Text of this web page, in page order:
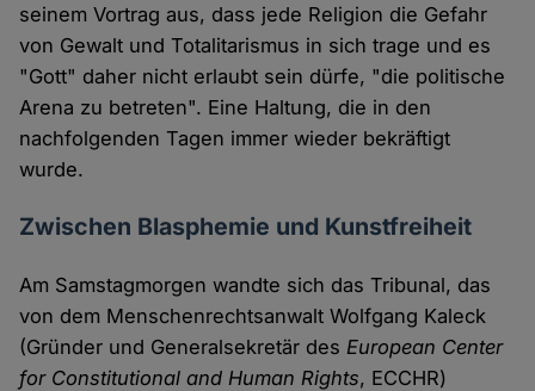
seinem Vortrag aus, dass jede Religion die Gefahr
von Gewalt und Totalitarismus in sich trage und es
"Gott" daher nicht erlaubt sein dürfe, "die politische
Arena zu betreten". Eine Haltung, die in den
nachfolgenden Tagen immer wieder bekräftigt
wurde.
Zwischen Blasphemie und Kunstfreiheit
Am Samstagmorgen wandte sich das Tribunal, das
von dem Menschenrechtsanwalt Wolfgang Kaleck
(Gründer und Generalsekretär des European Center
for Constitutional and Human Rights, ECCHR)